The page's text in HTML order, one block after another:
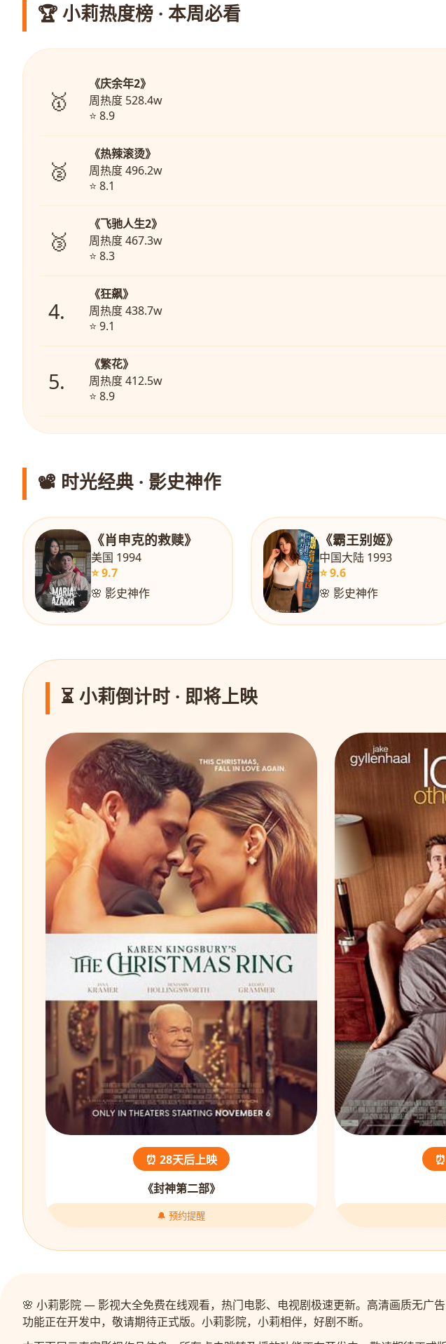
🏆 小莉热度榜 · 本周必看
🥇
《庆余年2》
周热度 528.4w
⭐ 8.9
🥈
《热辣滚烫》
周热度 496.2w
⭐ 8.1
🥉
《飞驰人生2》
周热度 467.3w
⭐ 8.3
4.
《狂飙》
周热度 438.7w
⭐ 9.1
5.
《繁花》
周热度 412.5w
⭐ 8.9
📽️ 时光经典 · 影史神作
《肖申克的救赎》
美国 1994
⭐ 9.7
🌸 影史神作
《霸王别姬》
中国大陆 1993
⭐ 9.6
🌸 影史神作
⏳ 小莉倒计时 · 即将上映
⏰ 28天后上映
《封神第二部》
🔔 预约提醒
🌸 小莉影院 — 影视大全免费在线观看，热门电影、电视剧极速更新。高清画质无广
功能正在开发中，敬请期待正式版。小莉影院，小莉相伴，好剧不断。